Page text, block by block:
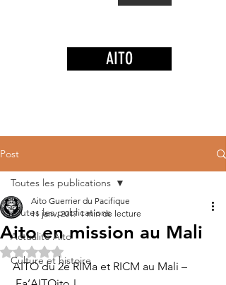
AITO
Post
Toutes les publications
Actualité Aito
Culture et histoire
Toutes les publications
Aito en mission au Mali
Aito Guerrier du Pacifique
11 janv. 2017 1 min de lecture
Noté NaN étoiles sur 5.
AITO du 2e RIMa et RICM au Mali –